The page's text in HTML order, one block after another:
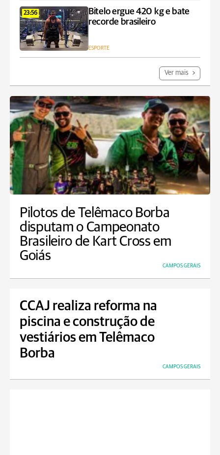
23:56
Bitelo ergue 420 kg e bate
recorde brasileiro
ESPORTE
Ver mais
Pilotos de Telêmaco Borba
disputam o Campeonato
Brasileiro de Kart Cross em
Goiás
CAMPOS GERAIS
CCAJ realiza reforma na
piscina e construção de
vestiários em Telêmaco
Borba
CAMPOS GERAIS